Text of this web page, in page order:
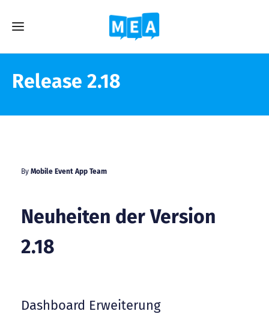
Release 2.18
By Mobile Event App Team
Neuheiten der Version
2.18
Dashboard Erweiterung